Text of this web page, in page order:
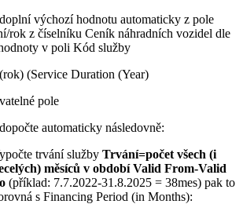
výchozí hodnotu automaticky z pole
rok z číselníku Ceník náhradních vozidel dle
v poli Kód služby
(Service Duration (Year)
pole
automaticky následovně:
trvání služby Trvání=počet všech (i
měsíců v období Valid From-Valid
(příklad: 7.7.2022-31.8.2025 = 38mes) pak to
s Financing Period (in Months):